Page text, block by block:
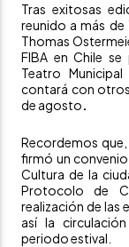
Tras exitosas
reunido a más
Thomas
FIBA en Chile
Teatro
contará con
de agosto.
Recordemos
firmó un
Cultura de la
Protocolo de
realización de las
así la
periodo estival.